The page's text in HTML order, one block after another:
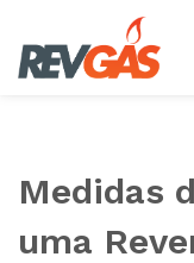
Pular
Medidas
uma